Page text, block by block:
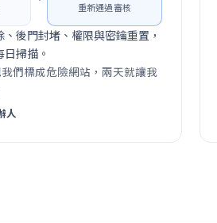
重新通過審核
後門封堵、權限與密鑰重置，
掃描。
我們標成危險網站，兩天就讓我
人